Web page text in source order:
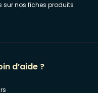
sur nos fiches produits
d’aide ?